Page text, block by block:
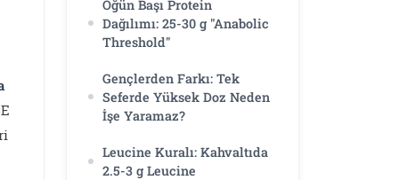
Öğün Başı Protein
Dağılımı: 25-30 g "Anabolic
Threshold"
Gençlerden Farkı: Tek
Seferde Yüksek Doz Neden
İşe Yaramaz?
Leucine Kuralı: Kahvaltıda
2.5-3 g Leucine